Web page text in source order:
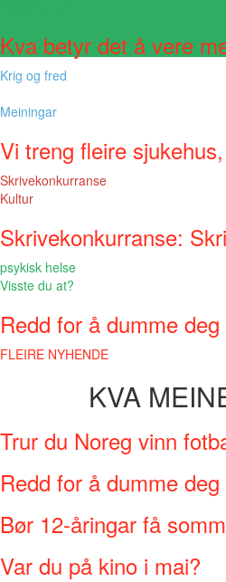
Kva betyr det å vere
Krig og fred
Meiningar
Vi treng fleire
Skrivekonkurranse
Kultur
Skrivekonkurranse:
psykisk helse
Visste du at?
Redd for å dumme deg
FLEIRE NYHENDE
KVA
Trur du Noreg vinn
Redd for å dumme deg
Bør 12-åringar få
Var du på kino i mai?